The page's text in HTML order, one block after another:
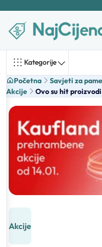
Kategorije
Početna
Savjeti za
Akcije
Ovo su hit
Akcije